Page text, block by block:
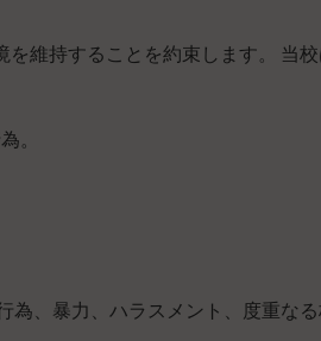
維持することを約束します。 当
。
為、暴力、ハラスメント、度重な